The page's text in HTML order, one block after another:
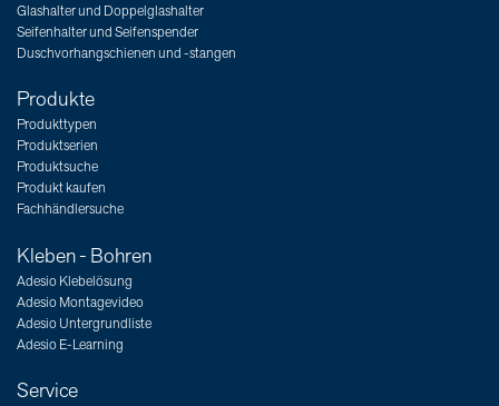
Glashalter und Doppelglashalter
Seifenhalter und Seifenspender
Duschvorhangschienen und -stangen
Produkte
Produkttypen
Produktserien
Produktsuche
Produkt kaufen
Fachhändlersuche
Kleben - Bohren
Adesio Klebelösung
Adesio Montagevideo
Adesio Untergrundliste
Adesio E-Learning
Service